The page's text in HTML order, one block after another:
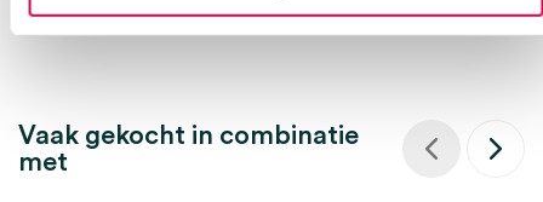
Vaak gekocht in combinatie
met